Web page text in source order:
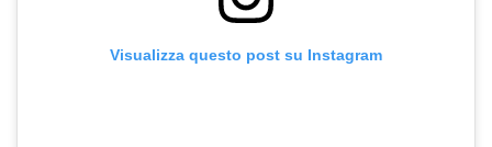
Visualizza questo post su Instagram